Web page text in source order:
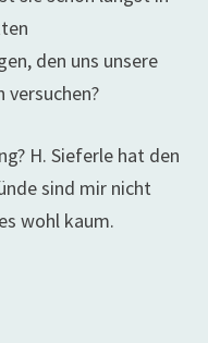
den uns unsere
versuchen?
H. Sieferle hat den
sind mir nicht
wohl kaum.